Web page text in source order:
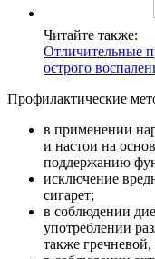
Читайте также:
Отличительные
острого
Профилактические
в применении
и настои на
поддержанию
исключение
сигарет;
в соблюдении
употреблении
также